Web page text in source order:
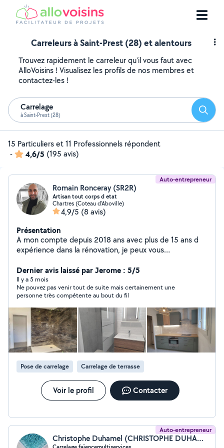
Carreleurs à Saint-Prest (28) et alentours
Trouvez rapidement le carreleur qu'il vous faut avec
AlloVoisins ! Visualisez les profils de nos membres et
contactez-les !
Carrelage
à Saint-Prest (28)
15 Particuliers et 11 Professionnels répondent
-
4,6/5 (195 avis)
Auto-entrepreneur
Romain Ronceray (SR2R)
Artisan tout corps d etat
Chartres (Coteau d'Aboville)
4,9/5 (8 avis)
Présentation
A mon compte depuis 2018 ans avec plus de 15 ans d
expérience dans la rénovation, je peux vous
contacter pour échanger sur vos attentes et réaliser de
belles choses ensemble
Dernier avis laissé par Jerome : 5/5
Il y a 5 mois
Ne pouvez pas venir tout de suite mais certainement une
personne très compétente au bout du fil
Pose de carrelage Carrelage de terrasse
Voir le profil Contacter
Auto-entrepreneur
Christophe Duhamel (CHRISTOPHE DUHAMEL)